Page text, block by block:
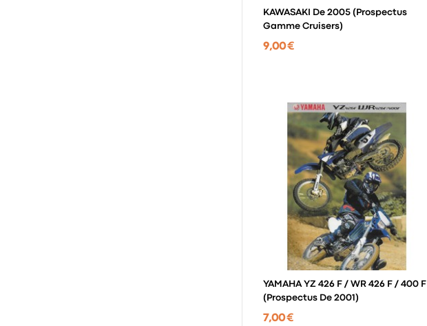
KAWASAKI De 2005 (Prospectus
Gamme Cruisers)
9,00 €
YAMAHA YZ 426 F / WR 426 F / 400 F
(prospectus De 2001)
7,00 €